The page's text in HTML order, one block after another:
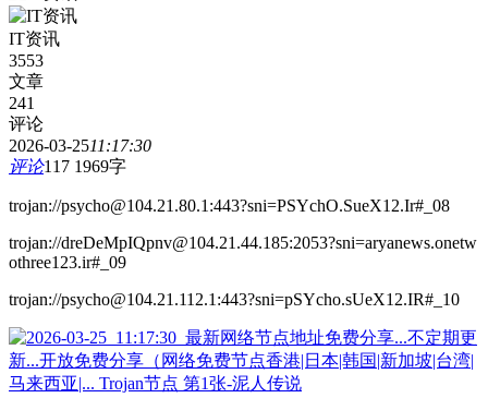
IT资讯
3553
文章
241
评论
2026-03-2511:17:30
评论117 1969字
trojan://psycho@104.21.80.1:443?sni=PSYchO.SueX12.Ir#_08
trojan://dreDeMpIQpnv@104.21.44.185:2053?sni=aryanews.onetw
othree123.ir#_09
trojan://psycho@104.21.112.1:443?sni=pSYcho.sUeX12.IR#_10